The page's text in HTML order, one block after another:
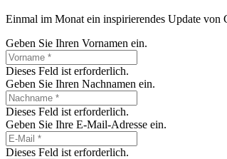
Einmal im Monat ein inspirierendes Update
Geben Sie Ihren Vornamen ein.
Dieses Feld ist erforderlich.
Geben Sie Ihren Nachnamen ein.
Dieses Feld ist erforderlich.
Geben Sie Ihre E-Mail-Adresse ein.
Dieses Feld ist erforderlich.